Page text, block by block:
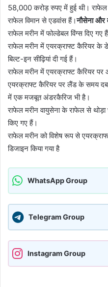
58,000 करोड़ रुपए में हुई थी। राफेल
राफेल विमान से एडवांस हैं।नौसेना और
राफेल मरीन में फोल्डेबल विंग्स दिए गए
राफेल मरीन में एयरक्राफ्ट कैरियर
बिल्ट-इन सीढ़ियां दी गई हैं।
राफेल मरीन में एयरक्राफ्ट कैरियर पर
एयरक्राफ्ट कैरियर पर लैंड के समय
में एक मजबूत अंडरकैरिज भी है।
राफेल मरीन वायुसेना के राफेल से
किए गए हैं।
राफेल मरीन को विशेष रूप से
डिजाइन किया गया है
WhatsApp Group
Telegram Group
Instagram Group